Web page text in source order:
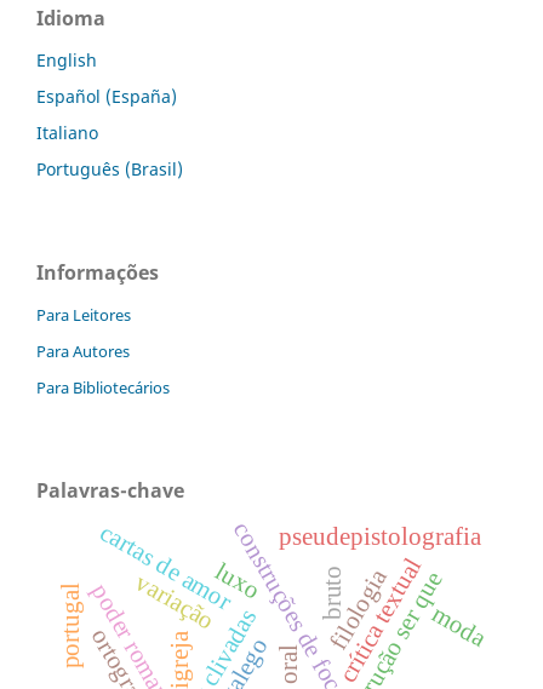
Idioma
English
Español (España)
Italiano
Português (Brasil)
Informações
Para Leitores
Para Autores
Para Bibliotecários
Palavras-chave
construções de foco
galego
variação
cartas de amor bruto
pseudepistolografia
poder romano crítica textual
portugal moda
luxo
igreja
filologia